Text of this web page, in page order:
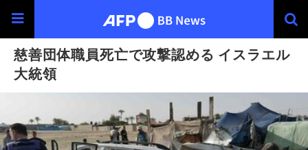
慈善団体職員死亡で攻撃認める イスラエル
大統領